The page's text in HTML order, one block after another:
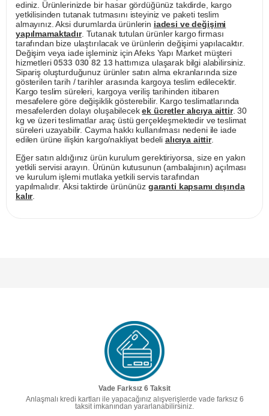
ediniz. Ürünlerinizde bir hasar gördüğünüz takdirde, kargo
yetkilisinden tutanak tutmasını isteyiniz ve paketi teslim
almayınız. Aksi durumlarda ürünlerin iadesi ve değişimi
yapılmamaktadır. Tutanak tutulan ürünler kargo firması
tarafından bize ulaştırılacak ve ürünlerin değişimi yapılacaktır.
Değişim veya iade işleminiz için Afeks Yapı Market müşteri
hizmetleri0533 030 82 13hattımıza ulaşarak bilgi alabilirsiniz.
Sipariş oluşturduğunuz ürünler satın alma ekranlarında size
gösterilen tarih / tarihler arasında kargoya teslim edilecektir.
Kargo teslim süreleri, kargoya veriliş tarihinden itibaren
mesafelere göre değişiklik gösterebilir. Kargo teslimatlarında
mesafelerden dolayı oluşabilecekek ücretler alıcıya aittir. 30
kg ve üzeri teslimatlar araç üstü gerçekleşmektedir ve teslimat
süreleri uzayabilir. Cayma hakkı kullanılması nedeni ile iade
edilen ürüne ilişkin kargo/nakliyat bedeli alıcıya aittir.
Eğer satın aldığınız ürün kurulum gerektiriyorsa, size en yakın
yetkili servisi arayın. Ürünün kutusunun (ambalajının) açılması
ve kurulum işlemi mutlaka yetkili servis tarafından
yapılmalıdır. Aksi taktirde ürününüz garanti kapsamı dışında
kalır.
Vade Farksız 6 Taksit
Anlaşmalı kredi kartları ile yapacağınız alışverişlerde vade farksız 6
taksit imkanından yararlanabilirsiniz.